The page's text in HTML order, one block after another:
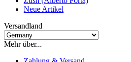
Neue Artikel
Versandland
Mehr über...